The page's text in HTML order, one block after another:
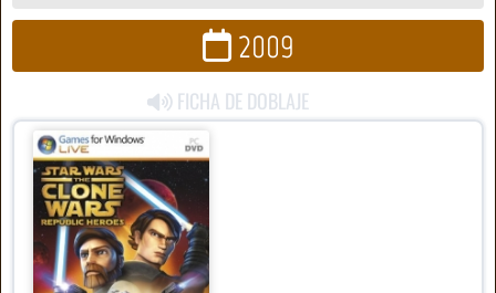
2009
FICHA DE DOBLAJE